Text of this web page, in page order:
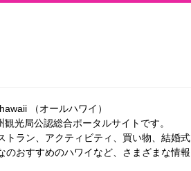
（オールハワイ）
光局公認総合ポータルサイトです。
トラン、アクティビティ、買い物、結婚式
のおすすめのハワイなど、さまざまな情報